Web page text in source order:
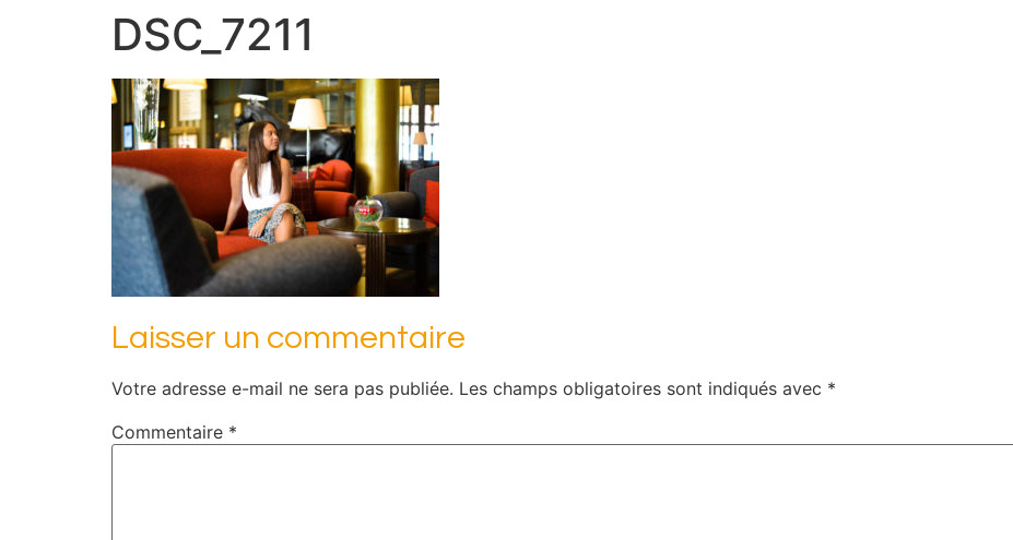
DSC_7211
Laisser un commentaire
Votre adresse e-mail ne sera pas publiée. Les champs obligatoires sont indiqués avec *
Commentaire *